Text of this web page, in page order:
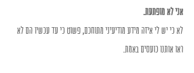
אני לא מופתעת.
לא כי יש לי איזה מידע מודיעיני מתוחכם, פשוט כי עד עכשיו הם לא
ראו אותנו כועסים באמת.